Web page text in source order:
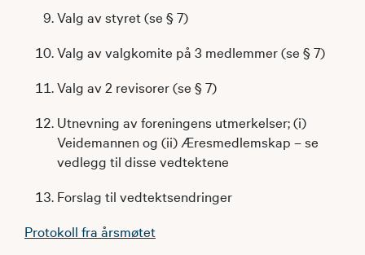
Valg av styret (se § 7)
Valg av valgkomite på 3 medlemmer (se § 7)
Valg av 2 revisorer (se § 7)
Utnevning av foreningens utmerkelser; (i)
Veidemannen og (ii) Æresmedlemskap – se
vedlegg til disse vedtektene
Forslag til vedtektsendringer
Protokoll fra årsmøtet